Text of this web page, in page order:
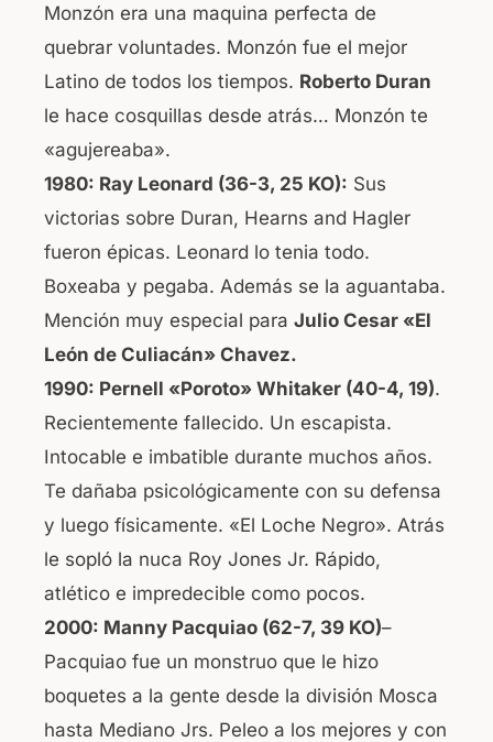
Monzón era una maquina perfecta de
quebrar voluntades. Monzón fue el mejor
Latino de todos los tiempos. Roberto Duran
le hace cosquillas desde atrás… Monzón te
«agujereaba».
1980: Ray Leonard (36-3, 25 KO): Sus
victorias sobre Duran, Hearns and Hagler
fueron épicas. Leonard lo tenia todo.
Boxeaba y pegaba. Además se la aguantaba.
Mención muy especial para Julio Cesar «El
León de Culiacán» Chavez.
1990: Pernell «Poroto» Whitaker (40-4, 19).
Recientemente fallecido. Un escapista.
Intocable e imbatible durante muchos años.
Te dañaba psicológicamente con su defensa
y luego físicamente. «El Loche Negro». Atrás
le sopló la nuca Roy Jones Jr. Rápido,
atlético e impredecible como pocos.
2000: Manny Pacquiao (62-7, 39 KO)–
Pacquiao fue un monstruo que le hizo
boquetes a la gente desde la división Mosca
hasta Mediano Jrs. Peleo a los mejores y con